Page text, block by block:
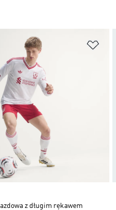
z długim rękawem